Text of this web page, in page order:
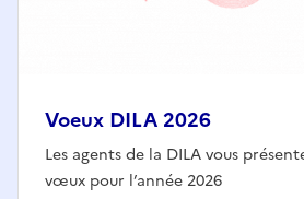
Voeux DILA 2026
Les agents de la DILA vous
vœux pour l’année 2026